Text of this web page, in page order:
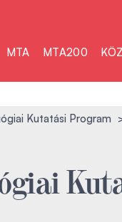
MTA MTA200
Kutatási Program